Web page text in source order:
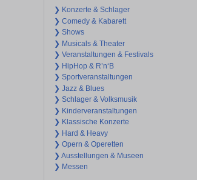
❯ Konzerte & Schlager
❯ Comedy & Kabarett
❯ Shows
❯ Musicals & Theater
❯ Veranstaltungen & Festivals
❯ HipHop & R’n‘B
❯ Sportveranstaltungen
❯ Jazz & Blues
❯ Schlager & Volksmusik
❯ Kinderveranstaltungen
❯ Klassische Konzerte
❯ Hard & Heavy
❯ Opern & Operetten
❯ Ausstellungen & Museen
❯ Messen